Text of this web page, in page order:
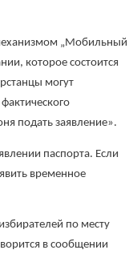
„Мобильный
которое состоится
могут
подать заявление».
паспорта. Если
временное
по месту
в сообщении